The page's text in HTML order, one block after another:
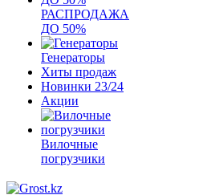
РАСПРОДАЖА
ДО 50%
Генераторы
Хиты продаж
Новинки 23/24
Акции
Вилочные
погрузчики